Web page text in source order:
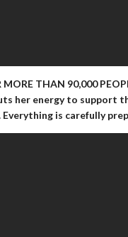
MORE THAN 90,000
her energy to support
is carefully